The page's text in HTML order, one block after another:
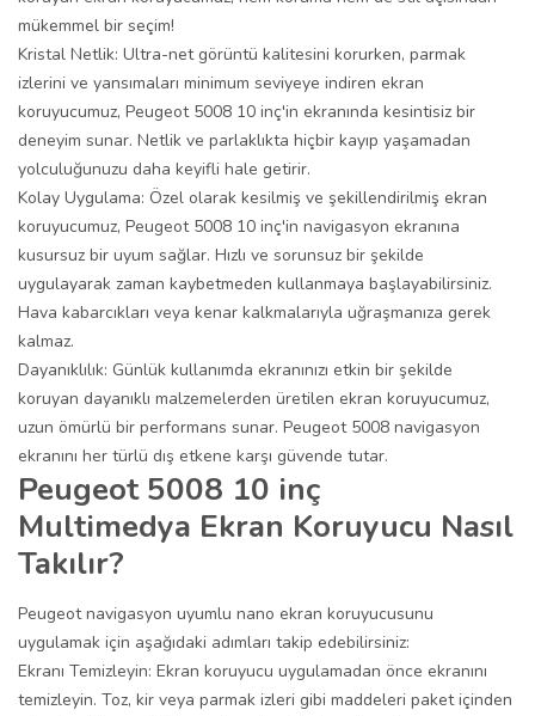
mükemmel bir seçim!
Kristal Netlik: Ultra-net görüntü kalitesini korurken, parmak
izlerini ve yansımaları minimum seviyeye indiren ekran
koruyucumuz, Peugeot 5008 10 inç'in ekranında kesintisiz bir
deneyim sunar. Netlik ve parlaklıkta hiçbir kayıp yaşamadan
yolculuğunuzu daha keyifli hale getirir.
Kolay Uygulama: Özel olarak kesilmiş ve şekillendirilmiş ekran
koruyucumuz, Peugeot 5008 10 inç'in navigasyon ekranına
kusursuz bir uyum sağlar. Hızlı ve sorunsuz bir şekilde
uygulayarak zaman kaybetmeden kullanmaya başlayabilirsiniz.
Hava kabarcıkları veya kenar kalkmalarıyla uğraşmanıza gerek
kalmaz.
Dayanıklılık: Günlük kullanımda ekranınızı etkin bir şekilde
koruyan dayanıklı malzemelerden üretilen ekran koruyucumuz,
uzun ömürlü bir performans sunar. Peugeot 5008 navigasyon
ekranını her türlü dış etkene karşı güvende tutar.
Peugeot 5008 10 inç
Multimedya Ekran Koruyucu Nasıl
Takılır?
Peugeot navigasyon uyumlu nano ekran koruyucusunu
uygulamak için aşağıdaki adımları takip edebilirsiniz:
Ekranı Temizleyin: Ekran koruyucu uygulamadan önce ekranını
temizleyin. Toz, kir veya parmak izleri gibi maddeleri paket içinden